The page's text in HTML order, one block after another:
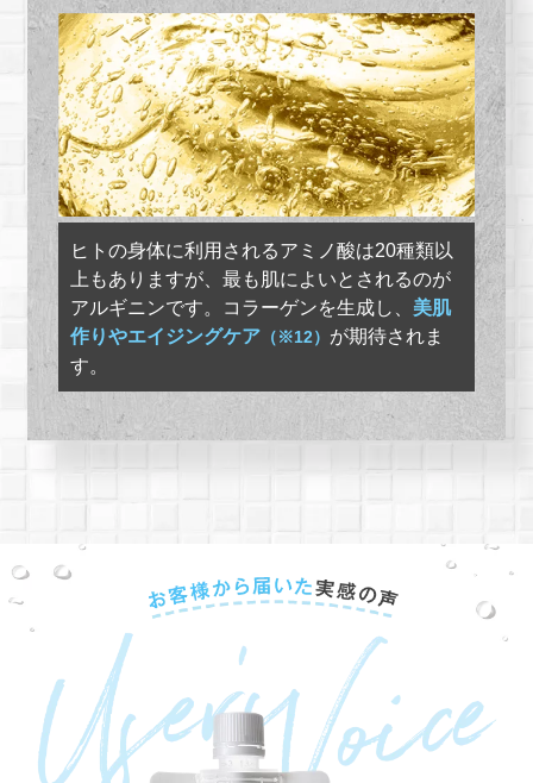
ヒトの身体に利用されるアミノ酸は20種類以
上もありますが、最も肌によいとされるのが
アルギニンです。コラーゲンを生成し、 美肌
作りやエイジングケア（※12） が期待されま
す。